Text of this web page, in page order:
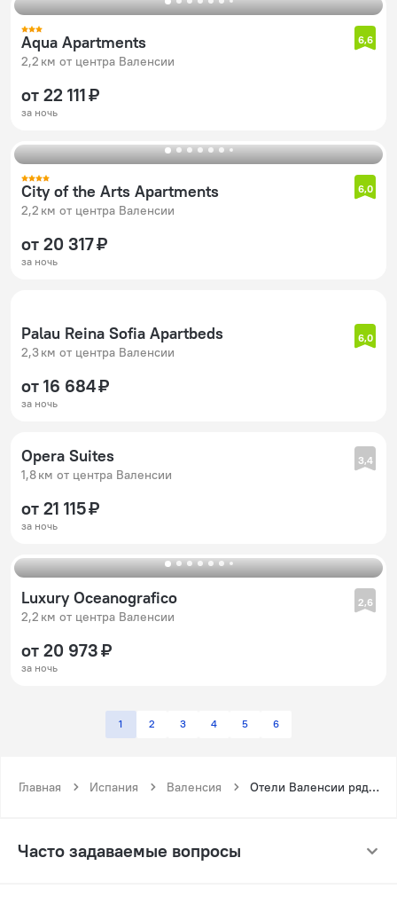
Aqua Apartments
2,2 км от центра Валенсии
6,6
от 22 111 ₽
за ночь
City of the Arts Apartments
2,2 км от центра Валенсии
6,0
от 20 317 ₽
за ночь
Palau Reina Sofia Apartbeds
2,3 км от центра Валенсии
6,0
от 16 684 ₽
за ночь
Opera Suites
1,8 км от центра Валенсии
3,4
от 21 115 ₽
за ночь
Luxury Oceanografico
2,2 км от центра Валенсии
2,6
от 20 973 ₽
за ночь
1 2 3 4 5 6
Главная Испания Валенсия Отели Валенсии рядом с метро Куатре Карререс
Часто задаваемые вопросы